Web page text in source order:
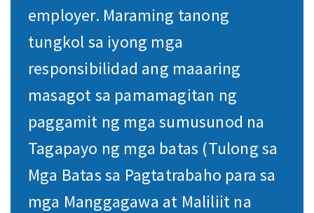
employer. Maraming tanong
tungkol sa iyong mga
responsibilidad ang maaaring
masagot sa pamamagitan ng
paggamit ng mga sumusunod na
Tagapayo ng mga batas (Tulong sa
Mga Batas sa Pagtatrabaho para sa
mga Manggagawa at Maliliit na